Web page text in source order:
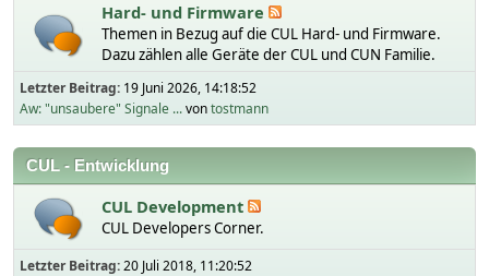
Hard- und Firmware
Themen in Bezug auf die CUL Hard- und Firmware.
Dazu zählen alle Geräte der CUL und CUN Familie.
Letzter Beitrag: 19 Juni 2026, 14:18:52
Aw: "unsaubere" Signale ...vontostmann
CUL - Entwicklung
CUL Development
CUL Developers Corner.
Letzter Beitrag:20 Juli 2018, 11:20:52